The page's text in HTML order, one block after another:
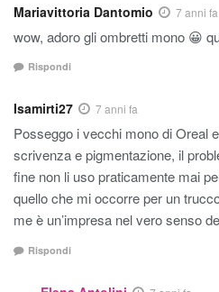
Mariavittoria Dantomio 7 anni fa
wow, adoro gli ombretti mono 😀
Rispondi
Isamirti27 7 anni fa
Posseggo i vecchi mono di Oreal
scrivenza e pigmentazione, il
fine non li uso praticamente mai
quello che mi occorre per un
me è un’impresa nel vero senso
Rispondi